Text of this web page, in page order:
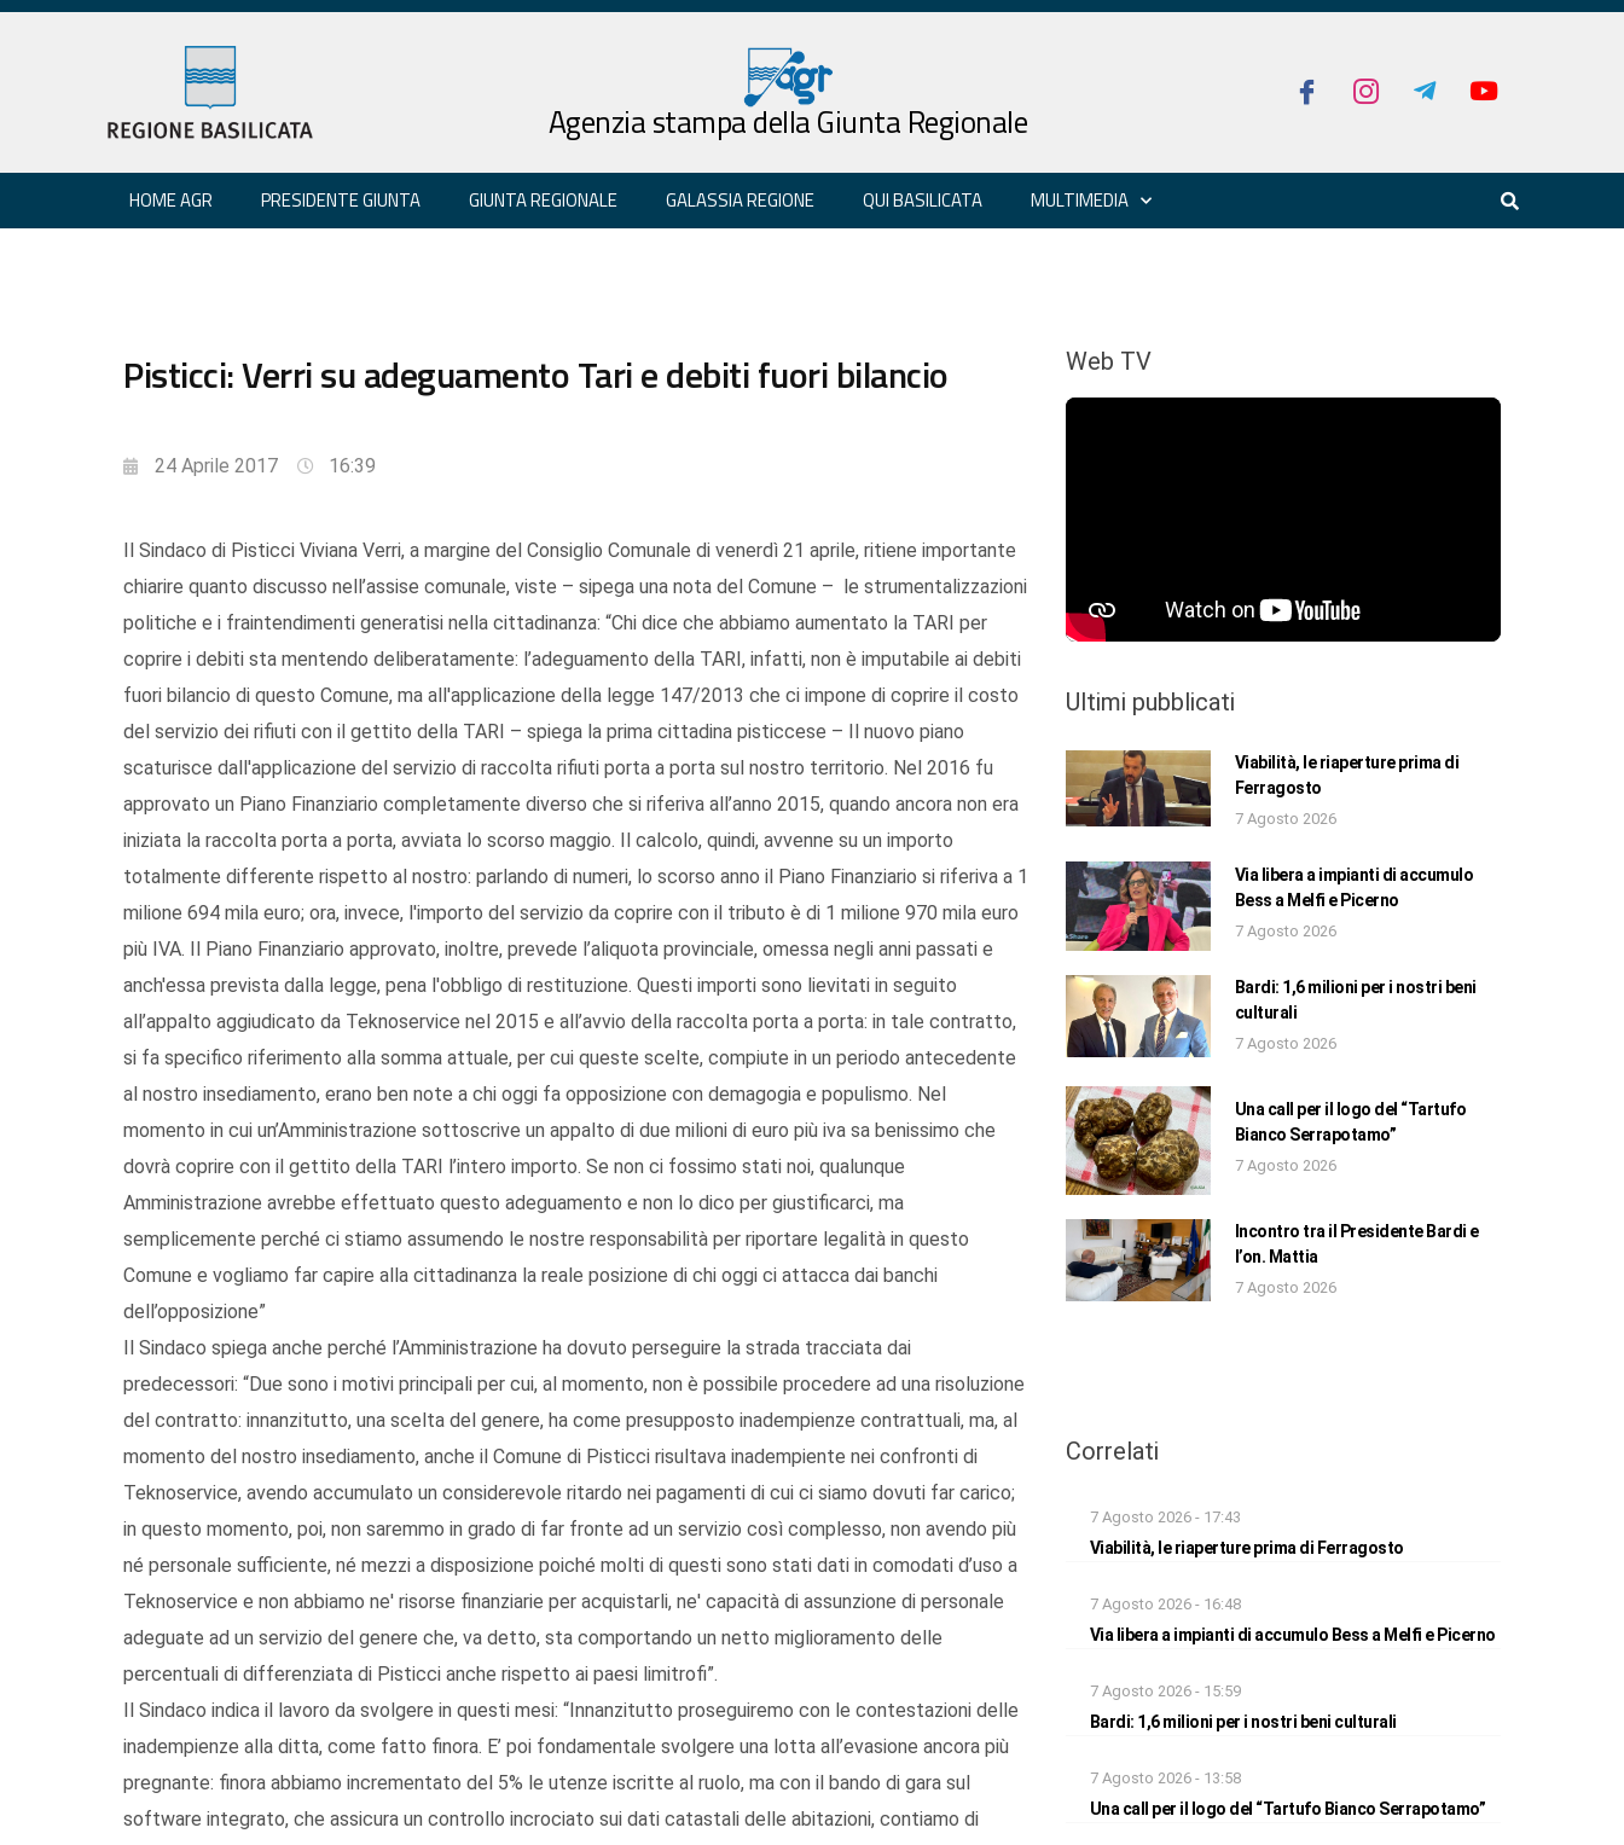
Agenzia stampa della Giunta Regionale
HOME AGR PRESIDENTE GIUNTA GIUNTA REGIONALE GALASSIA REGIONE QUI BASILICATA MULTIMEDIA
Pisticci: Verri su adeguamento Tari e debiti fuori bilancio
24 Aprile 2017 16:39
Il Sindaco di Pisticci Viviana Verri, a margine del Consiglio Comunale di venerdì 21 aprile, ritiene importante
chiarire quanto discusso nell’assise comunale, viste – sipega una nota del Comune – le strumentalizzazioni
politiche e i fraintendimenti generatisi nella cittadinanza: “Chi dice che abbiamo aumentato la TARI per
coprire i debiti sta mentendo deliberatamente: l’adeguamento della TARI, infatti, non è imputabile ai debiti
fuori bilancio di questo Comune, ma all'applicazione della legge 147/2013 che ci impone di coprire il costo
del servizio dei rifiuti con il gettito della TARI – spiega la prima cittadina pisticcese – Il nuovo piano
scaturisce dall'applicazione del servizio di raccolta rifiuti porta a porta sul nostro territorio. Nel 2016 fu
approvato un Piano Finanziario completamente diverso che si riferiva all’anno 2015, quando ancora non era
iniziata la raccolta porta a porta, avviata lo scorso maggio. Il calcolo, quindi, avvenne su un importo
totalmente differente rispetto al nostro: parlando di numeri, lo scorso anno il Piano Finanziario si riferiva a 1
milione 694 mila euro; ora, invece, l'importo del servizio da coprire con il tributo è di 1 milione 970 mila euro
più IVA. Il Piano Finanziario approvato, inoltre, prevede l’aliquota provinciale, omessa negli anni passati e
anch'essa prevista dalla legge, pena l'obbligo di restituzione. Questi importi sono lievitati in seguito
all’appalto aggiudicato da Teknoservice nel 2015 e all’avvio della raccolta porta a porta: in tale contratto,
si fa specifico riferimento alla somma attuale, per cui queste scelte, compiute in un periodo antecedente
al nostro insediamento, erano ben note a chi oggi fa opposizione con demagogia e populismo. Nel
momento in cui un’Amministrazione sottoscrive un appalto di due milioni di euro più iva sa benissimo che
dovrà coprire con il gettito della TARI l’intero importo. Se non ci fossimo stati noi, qualunque
Amministrazione avrebbe effettuato questo adeguamento e non lo dico per giustificarci, ma
semplicemente perché ci stiamo assumendo le nostre responsabilità per riportare legalità in questo
Comune e vogliamo far capire alla cittadinanza la reale posizione di chi oggi ci attacca dai banchi
dell’opposizione”
Il Sindaco spiega anche perché l’Amministrazione ha dovuto perseguire la strada tracciata dai
predecessori: “Due sono i motivi principali per cui, al momento, non è possibile procedere ad una risoluzione
del contratto: innanzitutto, una scelta del genere, ha come presupposto inadempienze contrattuali, ma, al
momento del nostro insediamento, anche il Comune di Pisticci risultava inadempiente nei confronti di
Teknoservice, avendo accumulato un considerevole ritardo nei pagamenti di cui ci siamo dovuti far carico;
in questo momento, poi, non saremmo in grado di far fronte ad un servizio così complesso, non avendo più
né personale sufficiente, né mezzi a disposizione poiché molti di questi sono stati dati in comodati d’uso a
Teknoservice e non abbiamo ne' risorse finanziarie per acquistarli, ne' capacità di assunzione di personale
adeguate ad un servizio del genere che, va detto, sta comportando un netto miglioramento delle
percentuali di differenziata di Pisticci anche rispetto ai paesi limitrofi”.
Il Sindaco indica il lavoro da svolgere in questi mesi: “Innanzitutto proseguiremo con le contestazioni delle
inadempienze alla ditta, come fatto finora. E’ poi fondamentale svolgere una lotta all’evasione ancora più
pregnante: finora abbiamo incrementato del 5% le utenze iscritte al ruolo, ma con il bando di gara sul
software integrato, che assicura un controllo incrociato sui dati catastali delle abitazioni, contiamo di
Web TV
Ultimi pubblicati
Viabilità, le riaperture prima di
Ferragosto
7 Agosto 2026
Via libera a impianti di accumulo
Bess a Melfi e Picerno
7 Agosto 2026
Bardi: 1,6 milioni per i nostri beni
culturali
7 Agosto 2026
Una call per il logo del “Tartufo
Bianco Serrapotamo”
7 Agosto 2026
Incontro tra il Presidente Bardi e
l’on. Mattia
7 Agosto 2026
Correlati
7 Agosto 2026 - 17:43
Viabilità, le riaperture prima di Ferragosto
7 Agosto 2026 - 16:48
Via libera a impianti di accumulo Bess a Melfi e Picerno
7 Agosto 2026 - 15:59
Bardi: 1,6 milioni per i nostri beni culturali
7 Agosto 2026 - 13:58
Una call per il logo del “Tartufo Bianco Serrapotamo”